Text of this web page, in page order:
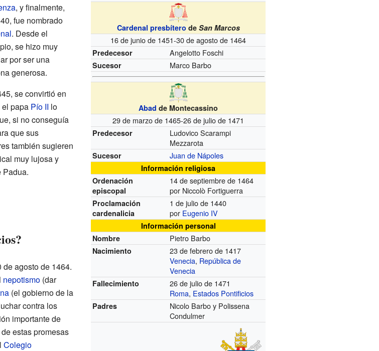
Cardenal presbíterode San Marcos
16 de junio de 1451-30 de agosto de 1464
Predecesor Angelotto Foschi
Sucesor Marco Barbo
Abad de Montecassino
29 de marzo de 1465-26 de julio de 1471
Predecesor
Ludovico Scarampi
Mezzarota
Sucesor Juan de Nápoles
Información religiosa
Ordenación
episcopal
14 de septiembre de 1464
por Niccolò Fortiguerra
Proclamación
cardenalicia
1 de julio de 1440
por Eugenio IV
Información personal
Nombre
Pietro Barbo
Nacimiento
23 de febrero de 1417
Venecia, República de
Venecia
Fallecimiento
26 de julio de 1471
Roma, Estados Pontificios
Padres
Nicolo Barbo y Polissena
Condulmer
, y finalmente,
fue nombrado
. Desde el
se hizo muy
por ser una
generosa.
se convirtió en
papa Pío II lo
si no conseguía
que sus
también sugieren
muy lujosa y
Padua.
agosto de 1464.
nepotismo(dar
(el gobierno de la
contra los
importante de
estas promesas
Colegio